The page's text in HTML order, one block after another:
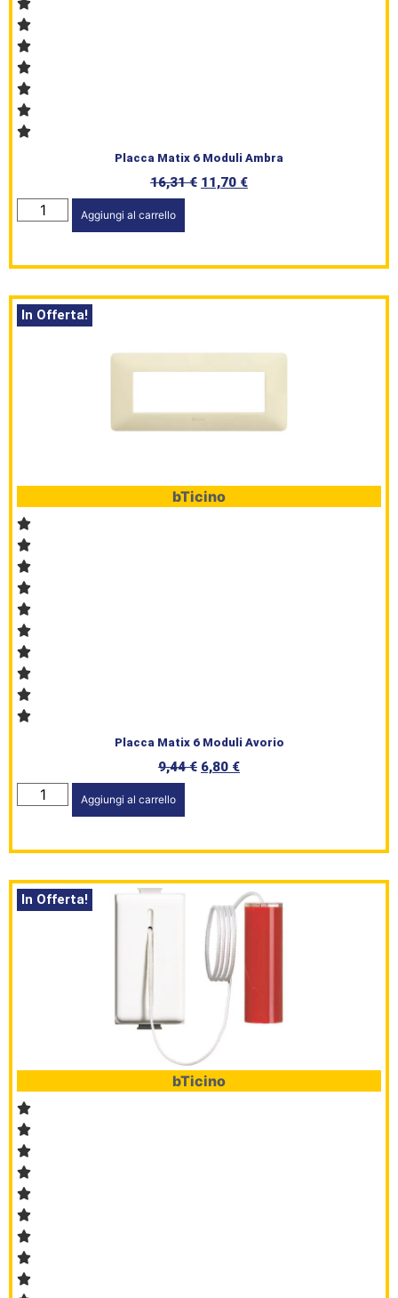
Brand
Serie
L’angolo
Placca Matix 6 Moduli Ambra
16,31€ 11,70 €
Aggiungi al carrello
In Offerta!
bTicino
Placca Matix 6 Moduli Avorio
9,44€ 6,80 €
Aggiungi al carrello
In Offerta!
bTicino